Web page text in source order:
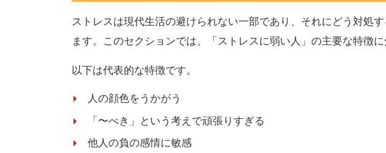
ストレスは現代生活の避けられない一部であり、それにどう対処
ます。このセクションでは、「ストレスに弱い人」の主要な特徴に
以下は代表的な特徴です。
人の顔色をうかがう
「〜べき」という考えで頑張りすぎる
他人の負の感情に敏感